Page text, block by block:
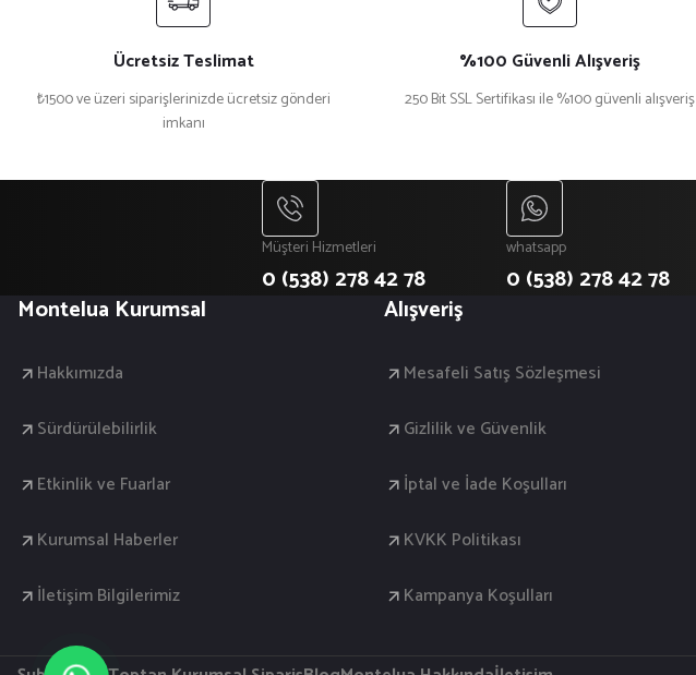
Ücretsiz Teslimat
₺1500 ve üzeri siparişlerinizde ücretsiz gönderi
imkanı
%100 Güvenli Alışveriş
250 Bit SSL Sertifikası ile %100 güvenli alışveriş
Müşteri Hizmetleri
0 (538) 278 42 78
whatsapp
0 (538) 278 42 78
Montelua Kurumsal
Hakkımızda
Sürdürülebilirlik
Etkinlik ve Fuarlar
Kurumsal Haberler
İletişim Bilgilerimiz
Alışveriş
Mesafeli Satış Sözleşmesi
Gizlilik ve Güvenlik
İptal ve İade Koşulları
KVKK Politikası
Kampanya Koşulları